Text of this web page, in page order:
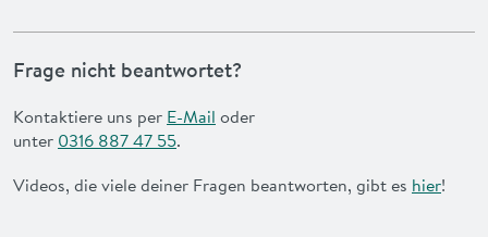
Frage nicht beantwortet?
Kontaktiere uns per E-Mail oder
unter 0316 887 47 55.
Videos, die viele deiner Fragen beantworten, gibt es hier!